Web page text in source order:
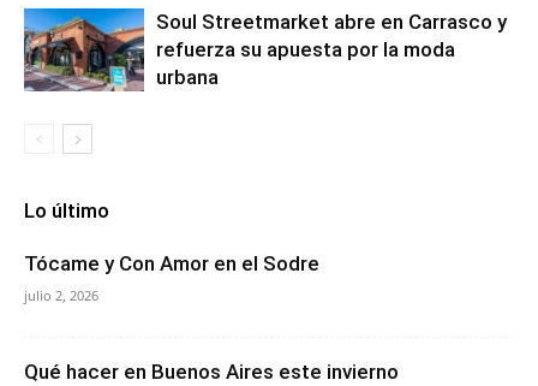
Soul Streetmarket abre en Carrasco y
refuerza su apuesta por la moda
urbana
Lo último
Tócame y Con Amor en el Sodre
julio 2, 2026
Qué hacer en Buenos Aires este invierno